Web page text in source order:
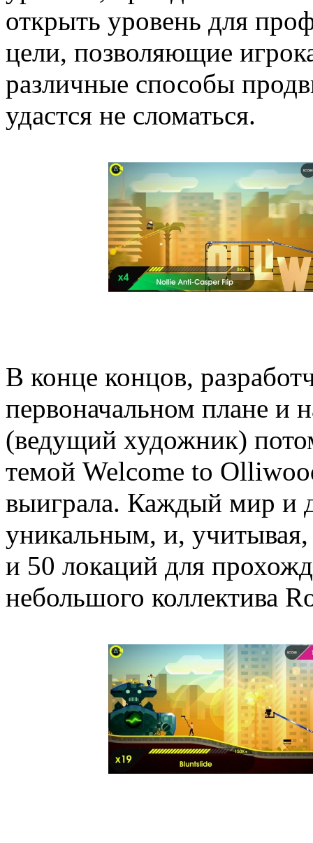
открыть уровень для
цели, позволяющие
различные способы
удастся не сломаться.
В конце концов,
первоначальном плане и
(ведущий художник)
темой Welcome to
выиграла. Каждый мир и
уникальным, и,
и 50 локаций для
небольшого коллектива